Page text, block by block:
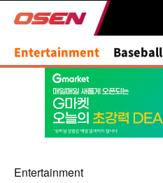
Entertainment Baseball
Entertainment